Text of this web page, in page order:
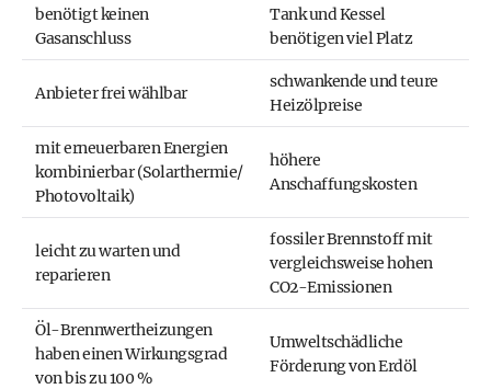
benötigt keinen
Gasanschluss
Tank und Kessel
benötigen viel Platz
Anbieter frei wählbar
schwankende und teure
Heizölpreise
mit erneuerbaren Energien
kombinierbar (Solarthermie/
Photovoltaik)
höhere
Anschaffungskosten
leicht zu warten und
reparieren
fossiler Brennstoff mit
vergleichsweise hohen
CO2-Emissionen
Öl-Brennwertheizungen
haben einen Wirkungsgrad
von bis zu 100 %
Umweltschädliche
Förderung von Erdöl